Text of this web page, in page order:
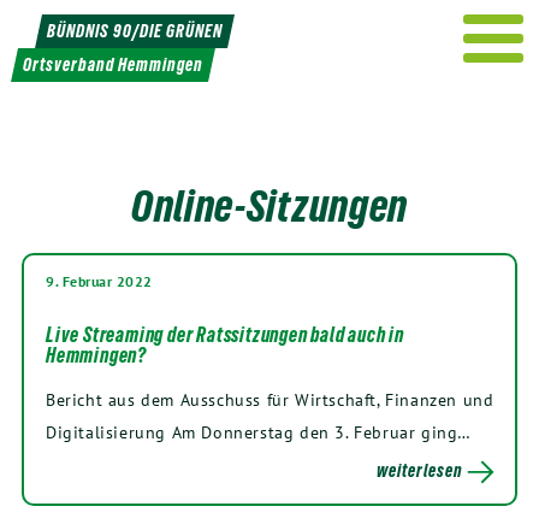
Weiter
zum
Inhalt
BÜNDNIS 90/DIE GRÜNEN
Ortsverband Hemmingen
Online-Sitzungen
9. Februar 2022
Live Streaming der Ratssitzungen bald auch in
Hemmingen?
Bericht aus dem Ausschuss für Wirtschaft, Finanzen und
Digitalisierung Am Donnerstag den 3. Februar ging…
weiterlesen